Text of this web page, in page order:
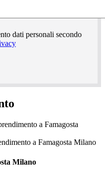
dati personali secondo
a Famagosta Milano
Milano